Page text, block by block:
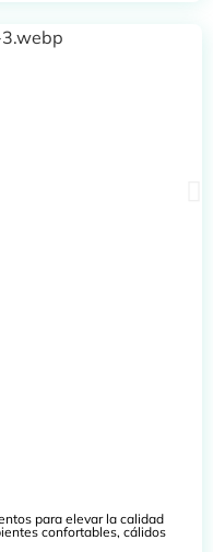
para elevar la calidad
confortables, cálidos